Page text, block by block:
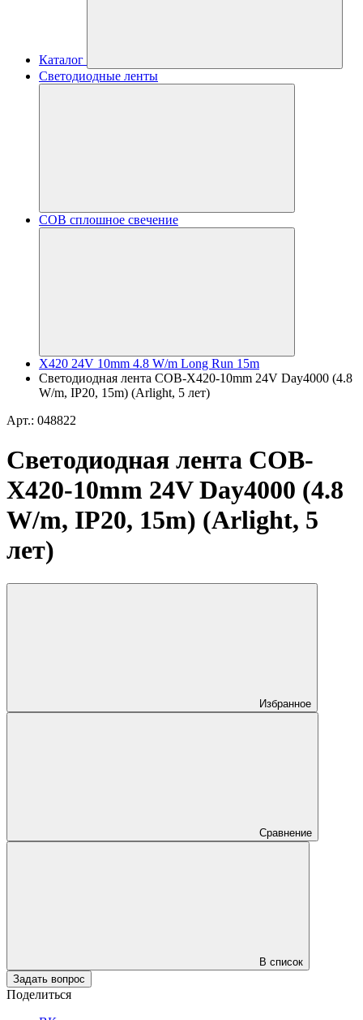
Каталог
Светодиодные ленты
COB сплошное свечение
X420 24V 10mm 4.8 W/m Long Run 15m
Светодиодная лента COB-X420-10mm 24V Day4000 (4.8
W/m, IP20, 15m) (Arlight, 5 лет)
Арт.: 048822
Светодиодная лента COB-
X420-10mm 24V Day4000 (4.8
W/m, IP20, 15m) (Arlight, 5
лет)
Избранное
Сравнение
В список
Задать вопрос
Поделиться